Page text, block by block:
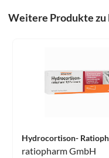
Weitere Produkte zu
ratiopharm GmbH